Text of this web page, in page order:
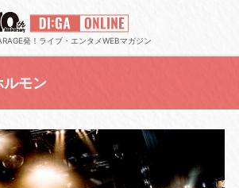
発！ライブ・エンタメWEBマガジン
ルモン